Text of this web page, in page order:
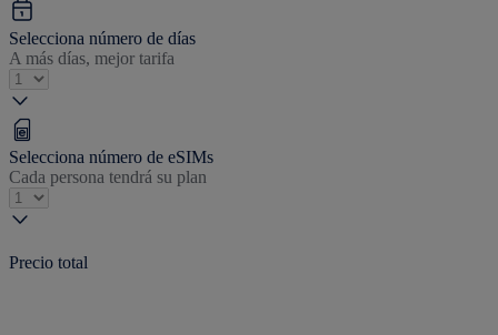
Selecciona número de días
A más días, mejor tarifa
Selecciona número de eSIMs
Cada persona tendrá su plan
Precio total